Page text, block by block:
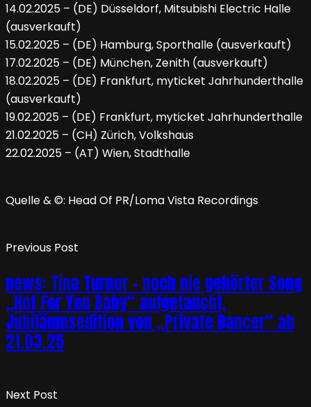
14.02.2025 – (DE) Düsseldorf, Mitsubishi Electric Halle
(ausverkauft)
15.02.2025 – (DE) Hamburg, Sporthalle (ausverkauft)
17.02.2025 – (DE) München, Zenith (ausverkauft)
18.02.2025 – (DE) Frankfurt, myticket Jahrhunderthalle
(ausverkauft)
19.02.2025 – (DE) Frankfurt, myticket Jahrhunderthalle
21.02.2025 – (CH) Zürich, Volkshaus
22.02.2025 – (AT) Wien, Stadthalle
Quelle & ©: Head Of PR/Loma Vista Recordings
Previous Post
news: Tina Turner – noch nie gehörter Song
„Hot For You Baby“ aufgetaucht,
Jubiläumsedition von „Private Dancer“ ab
21.03.25
Next Post